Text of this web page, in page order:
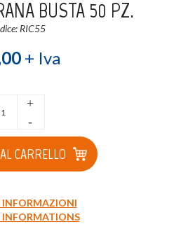
BUSTA 50 PZ.
RIC55
+ Iva
+
-
CARRELLO
INFORMAZIONI
INFORMATIONS